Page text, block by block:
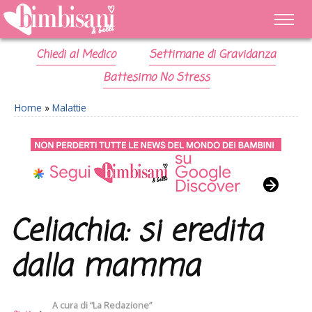
Chiedi al Medico
Settimane di Gravidanza
Battesimo No Stress
Home » Malattie
Celiachia: si eredita
dalla mamma
A cura di“La Redazione”